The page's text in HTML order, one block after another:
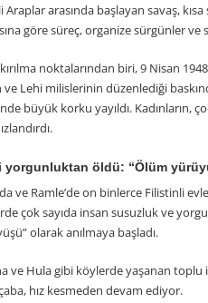
arasında başlayan savaş,
göre süreç, organize sürgünler
noktalarından biri, 9 Nisan
Lehi milislerinin düzenlediği
büyük korku yayıldı. Kadınların,
yorgunluktan öldü: “Ölüm
ve Ramle’de on binlerce Filistinli
çok sayıda insan susuzluk ve
olarak anılmaya başladı.
ve Hula gibi köylerde yaşanan toplu
çaba, hız kesmeden devam ediyor.